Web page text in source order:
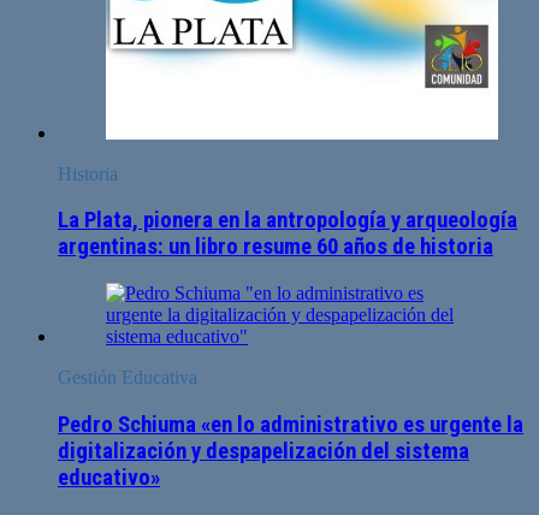
Historia
La Plata, pionera en la antropología y arqueología
argentinas: un libro resume 60 años de historia
Gestión Educativa
Pedro Schiuma «en lo administrativo es urgente la
digitalización y despapelización del sistema
educativo»